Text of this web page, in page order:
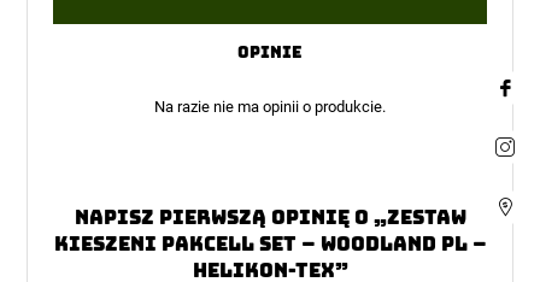
na
Opinie
Na razie nie ma opinii o produkcie.
Napisz pierwszą opinię o „Zestaw
Kieszeni Pakcell Set – Woodland PL –
Helikon-Tex”